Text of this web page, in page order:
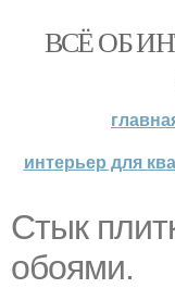
ВСЁ ОБ
интерьер для
Стык
обоями.